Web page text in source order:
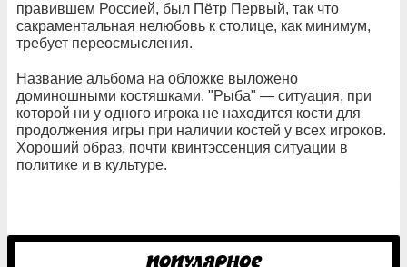
правившем Россией, был Пётр Первый, так что
сакраментальная нелюбовь к столице, как минимум,
требует переосмысления.
Название альбома на обложке выложено
доминошными костяшками. "Рыба" — ситуация, при
которой ни у одного игрока не находится кости для
продолжения игры при наличии костей у всех игроков.
Хороший образ, почти квинтэссенция ситуации в
политике и в культуре.